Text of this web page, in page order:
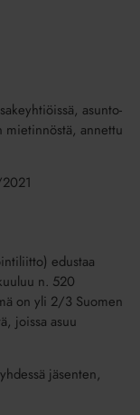
asunto-
mietinnöstä, annettu
edustaa
n. 520
on yli 2/3 Suomen
joissa asuu
jäsenten,